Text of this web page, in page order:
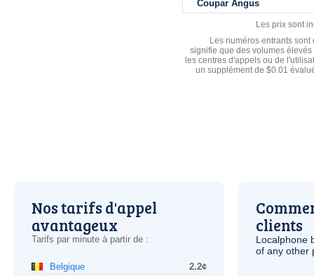
Coupar Angus
Les prix sont
Les numéros entrants
signifie que des volumes
les centres d'appels ou de
un supplément de $0.01
Nos tarifs d'appel
avantageux
Tarifs par minute à partir de :
Belgique
2.2¢
clients
Localphone
of any other